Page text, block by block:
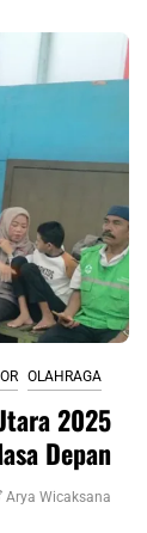
OLAHRAGA
2025
Depan
Arya Wicaksana